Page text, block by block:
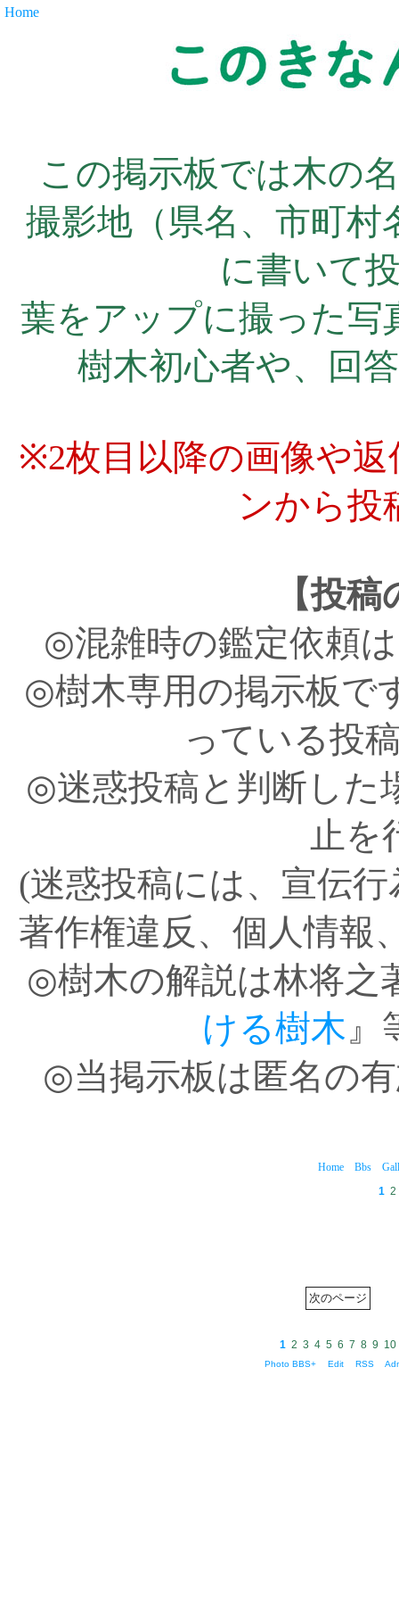
Home
この掲示板では木の
撮影地（県名、市町村
に書いて
葉をアップに撮った写
樹木初心者や、回
※2枚目以降の画像や
ンから投
【投
◎混雑時の鑑定依頼
◎樹木専用の掲示板で
っている投
◎迷惑投稿と判断した
止を
(迷惑投稿には、宣伝
著作権違反、個人情報
◎樹木の解説は林将之
ける樹木』
◎当掲示板は匿名の
Home Bbs
1 2
1 2 3 4 5 6 7 8 9 10
Photo BBS+ Edit RSS